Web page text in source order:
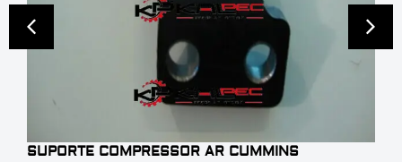
SUPORTE COMPRESSOR AR CUMMINS